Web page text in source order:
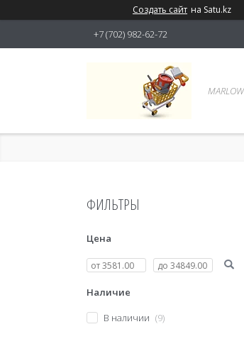
Создать сайт на Satu.kz
+7 (702) 982-62-72
MARLOW
ФИЛЬТРЫ
Цена
Наличие
В наличии
9